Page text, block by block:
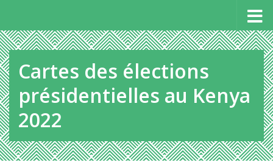
Cartes des élections
présidentielles au Kenya
2022